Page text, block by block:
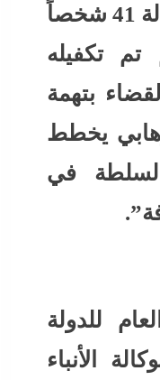
السلطات الامارات حالة 41 شخصاً
تم تكفيله
بتهمة
يخطط
في
للدولة
الأنباء